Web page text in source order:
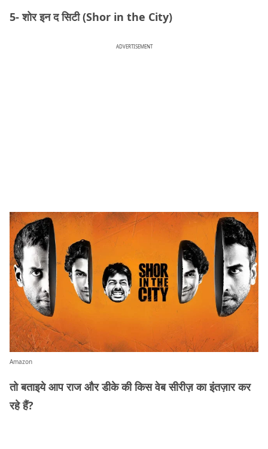
5- शोर इन द सिटी (Shor in the City)
ADVERTISEMENT
Amazon
तो बताइये आप राज और डीके की किस वेब सीरीज़ का इंतज़ार कर
रहे हैं?